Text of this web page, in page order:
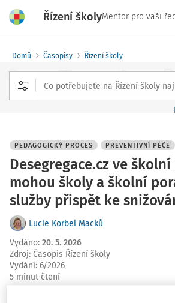
Řízení školyMentor pro vaši
Domů Časopisy Řízení školy
PEDAGOGICKÝ PROCES PREVENTIVNÍ PÉČE
Desegregace.cz ve školní
mohou školy a školní
služby přispět ke
Lucie Korbel Macků
Vydáno: 20. 5. 2026
Zdroj: Časopis Řízení školy
Vydání: 6/2026
5 minut čtení